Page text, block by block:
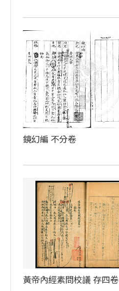
鏡幻編 不分卷
黃帝內經素問校議 存四卷